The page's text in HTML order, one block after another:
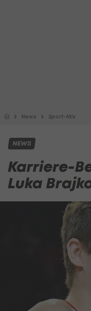
News Sport-Mix
NEWS
Karriere-
Luka